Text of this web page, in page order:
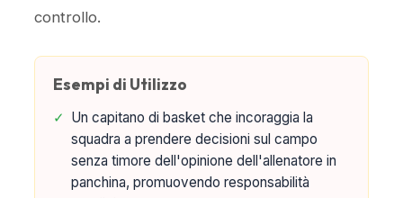
controllo.
Esempi di Utilizzo
✓ Un capitano di basket che incoraggia la
squadra a prendere decisioni sul campo
senza timore dell'opinione dell'allenatore in
panchina, promuovendo responsabilità